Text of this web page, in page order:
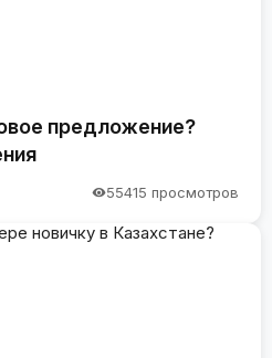
предложение?
55415 просмотров